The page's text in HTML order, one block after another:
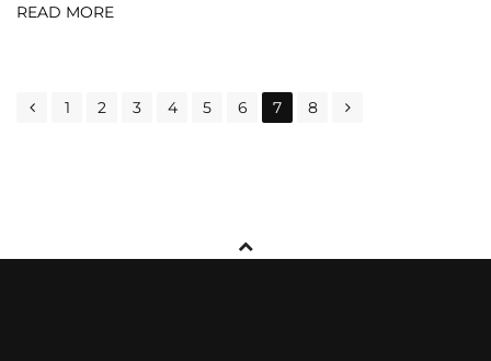
READ MORE
NAVIGATION
1 2 3 4 5 6 7 8